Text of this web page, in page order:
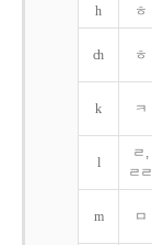
h ㅎ
ch ㅎ
k ㅋ
l
ㄹ,
ㄹㄹ
m ㅁ